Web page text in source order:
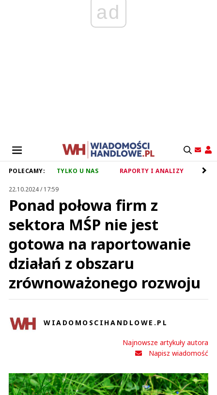
ad
POLECAMY: TYLKO U NAS RAPORTY I ANALIZY
22.10.2024 / 17:59
Ponad połowa firm z
sektora MŚP nie jest
gotowa na raportowanie
działań z obszaru
zrównoważonego rozwoju
WIADOMOSCIHANDLOWE.PL
Najnowsze artykuły autora
Napisz wiadomość